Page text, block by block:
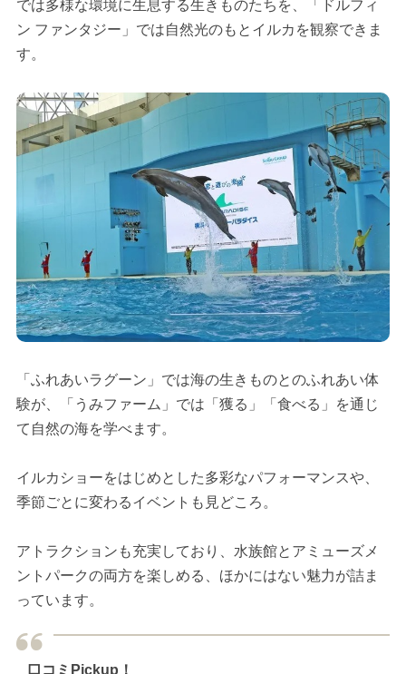
では多様な環境に生息する生きものたちを、「ドルフィ
ン ファンタジー」では自然光のもとイルカを観察できま
す。
「ふれあいラグーン」では海の生きものとのふれあい体
験が、「うみファーム」では「獲る」「食べる」を通じ
て自然の海を学べます。
イルカショーをはじめとした多彩なパフォーマンスや、
季節ごとに変わるイベントも見どころ。
アトラクションも充実しており、水族館とアミューズメ
ントパークの両方を楽しめる、ほかにはない魅力が詰ま
っています。
口コミPickup！